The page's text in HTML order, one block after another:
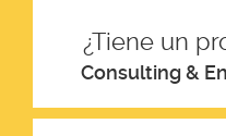
¿Tiene un
Consulting &